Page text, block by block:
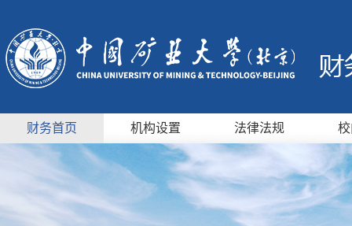
财务首页 机构设置 法律法规